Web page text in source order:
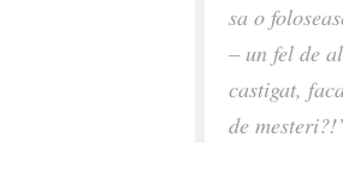
sa o
– un fel de
castigat,
de